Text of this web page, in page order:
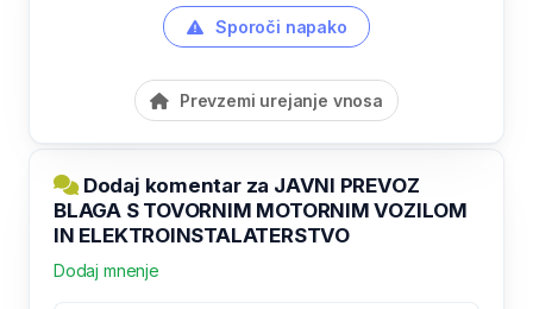
Sporoči napako
Prevzemi urejanje vnosa
Dodaj komentar za JAVNI PREVOZ
BLAGA S TOVORNIM MOTORNIM VOZILOM
IN ELEKTROINSTALATERSTVO
Dodaj mnenje